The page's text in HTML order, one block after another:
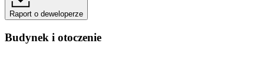
Raport o deweloperze
Budynek i otoczenie